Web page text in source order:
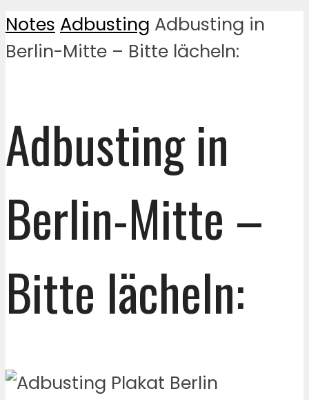
Notes Adbusting Adbusting in
Berlin-Mitte – Bitte lächeln:
Adbusting in
Berlin-Mitte –
Bitte lächeln: